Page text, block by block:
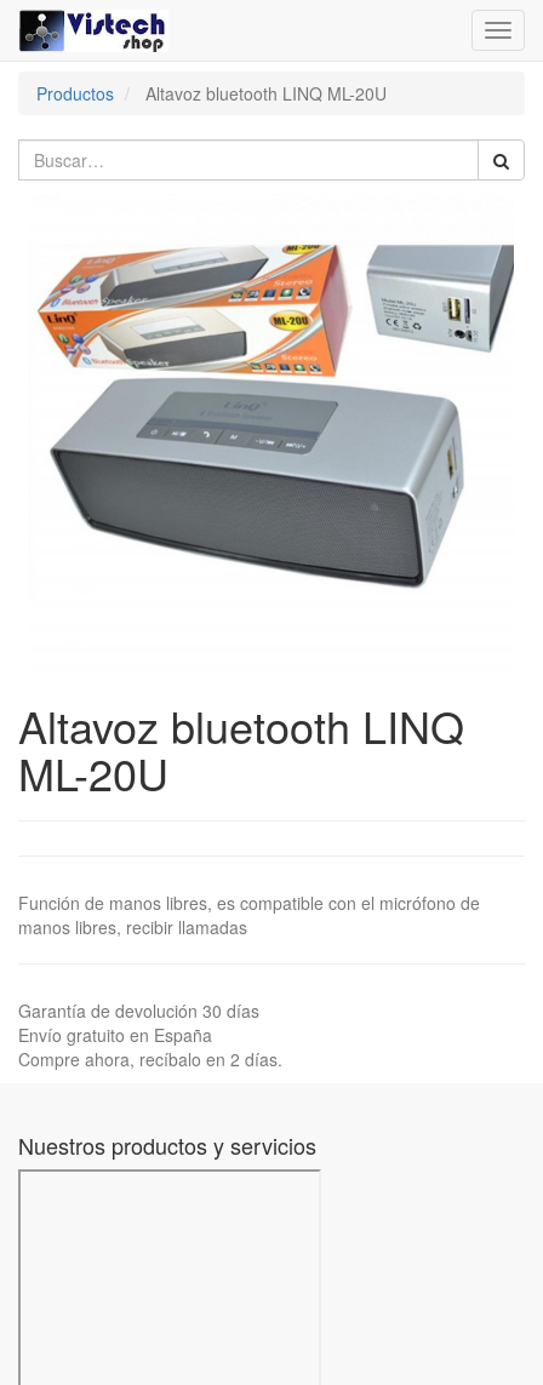
Productos
Altavoz bluetooth LINQ ML-20U
Altavoz bluetooth LINQ
ML-20U
Función de manos libres, es compatible con el micrófono de
manos libres, recibir llamadas
Garantía de devolución 30 días
Envío gratuito en España
Compre ahora, recíbalo en 2 días.
Nuestros productos y servicios